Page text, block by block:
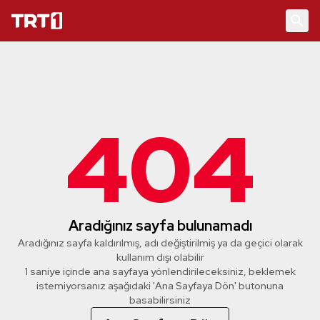
404
Aradığınız sayfa bulunamadı
Aradığınız sayfa kaldırılmış, adı değiştirilmiş ya da geçici olarak
kullanım dışı olabilir
1 saniye içinde ana sayfaya yönlendirileceksiniz, beklemek
istemiyorsanız aşağıdaki 'Ana Sayfaya Dön' butonuna
basabilirsiniz